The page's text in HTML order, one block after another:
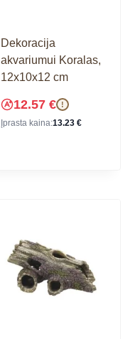
Dekoracija
akvariumui Koralas,
12x10x12 cm
12.57 € !
Įprasta kaina:13.23 €